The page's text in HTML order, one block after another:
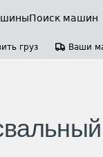
Поиск машин
груз Ваши